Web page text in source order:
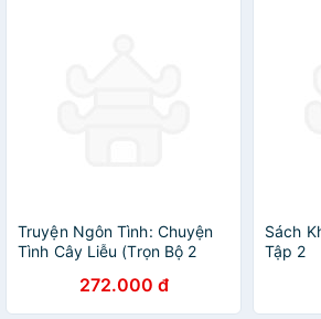
Truyện Ngôn Tình: Chuyện
Tình Cây Liễu (Trọn Bộ 2
272.000 đ
Sách
Tập 2